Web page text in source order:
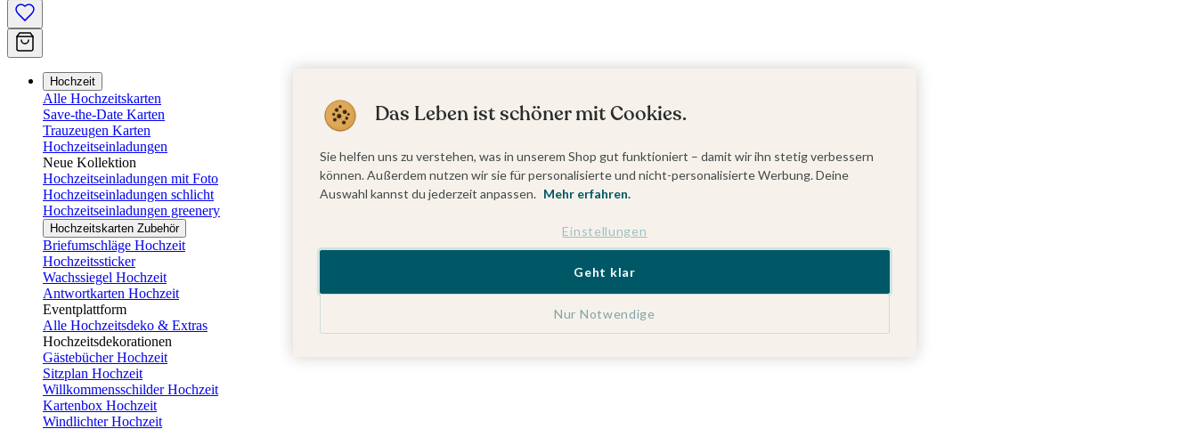
Hochzeit
Alle Hochzeitskarten
Save-the-Date Karten
Trauzeugen Karten
Hochzeitseinladungen
Neue Kollektion
Hochzeitseinladungen mit Foto
Hochzeitseinladungen schlicht
Hochzeitseinladungen greenery
Hochzeitskarten Zubehör
Briefumschläge Hochzeit
Hochzeitssticker
Wachssiegel Hochzeit
Antwortkarten Hochzeit
Eventplattform
Alle Hochzeitsdeko & Extras
Hochzeitsdekorationen
Gästebücher Hochzeit
Sitzplan Hochzeit
Willkommensschilder Hochzeit
Kartenbox Hochzeit
Windlichter Hochzeit
Das Leben ist schöner mit Cookies.
Sie helfen uns zu verstehen, was in unserem Shop gut funktioniert – damit wir ihn stetig verbessern
können. Außerdem nutzen wir sie für personalisierte und nicht-personalisierte Werbung. Deine
Auswahl kannst du jederzeit anpassen. Mehr erfahren.
Einstellungen
Nur Notwendige
Geht klar